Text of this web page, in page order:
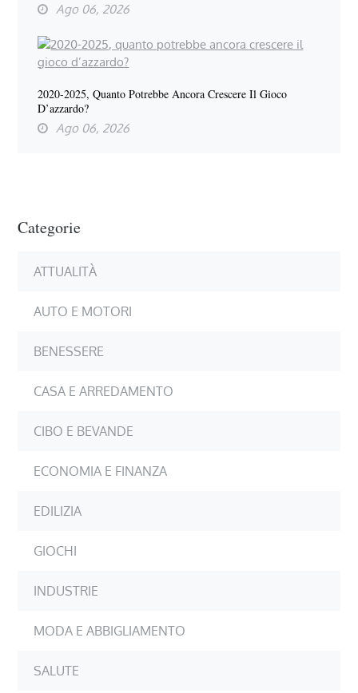
Ago 06, 2026
2020-2025, Quanto Potrebbe Ancora Crescere Il Gioco
D’azzardo?
Ago 06, 2026
Categorie
ATTUALITÀ
AUTO E MOTORI
BENESSERE
CASA E ARREDAMENTO
CIBO E BEVANDE
ECONOMIA E FINANZA
EDILIZIA
GIOCHI
INDUSTRIE
MODA E ABBIGLIAMENTO
SALUTE